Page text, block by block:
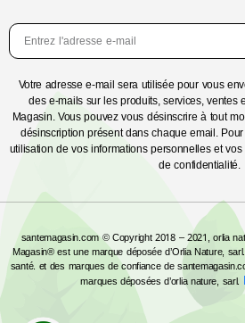
Votre adresse e-mail sera utilisée pour vous
des e-mails sur les produits, services, ventes
Magasin. Vous pouvez vous désinscrire à tout
désinscription présent dans chaque email.
utilisation de vos informations personnelles et
de confidentialité.
santemagasin.com © Copyright 2018 – 2021, orlia
Magasin® est une marque déposée d’Orlia Nature,
santé. et des marques de confiance de
marques déposées d’orlia nature, sarl.